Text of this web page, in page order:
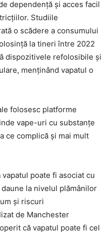
dependență și acces facil
Studiile
o scădere a consumului
la tineri între 2022
dispozitivele refolosibile și
menținând vapatul o
folosesc platforme
vape-uri cu substanțe
ce complică și mai mult
poate fi asociat cu
la nivelul plămânilor
și riscuri
de Manchester
că vapatul poate fi cel